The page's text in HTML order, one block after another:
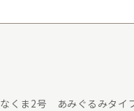
なくま2号 あみぐるみタ